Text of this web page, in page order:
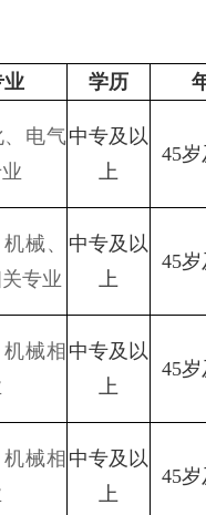
业 学历
、电气中专及以
上
45
械、
专业
中专及以
上
45
械相 中专及以
上
45
械相 中专及以
上
45